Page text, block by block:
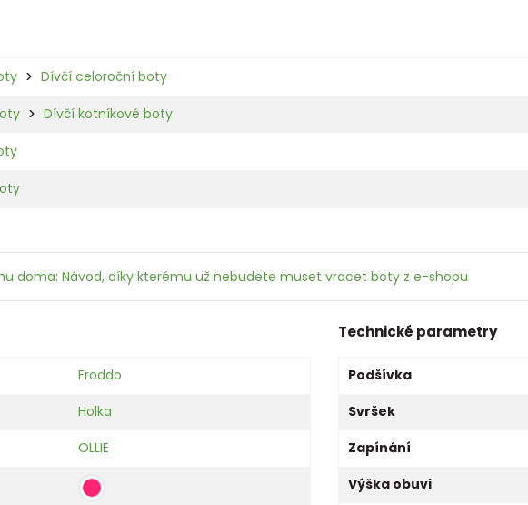
Dívčí celoroční boty
Dívčí kotníkové boty
doma: Návod, díky kterému už nebudete muset vracet boty z e-shopu
Froddo
Holka
OLLIE
Technické parametry
Podšívka
Svršek
Zapínání
Výška obuvi